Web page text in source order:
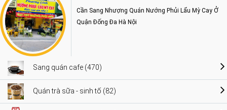
Cần Sang Nhượng Quán Nướng Phủi Lẩu Mỳ Cay Ở
Quận Đống Đa Hà Nội
Sang quán cafe (470)
Quán trà sữa - sinh tố (82)